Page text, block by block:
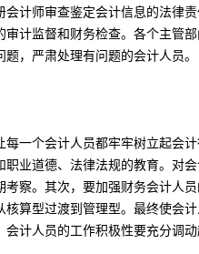
计师审查鉴定会计信息的法律
计监督和财务检查。各个主管
，严肃处理有问题的会计人员。
一个会计人员都牢牢树立起会
业道德、法律法规的教育。对
察。其次，要加强财务会计人
算型过渡到管理型。最终使会
计人员的工作积极性要充分调